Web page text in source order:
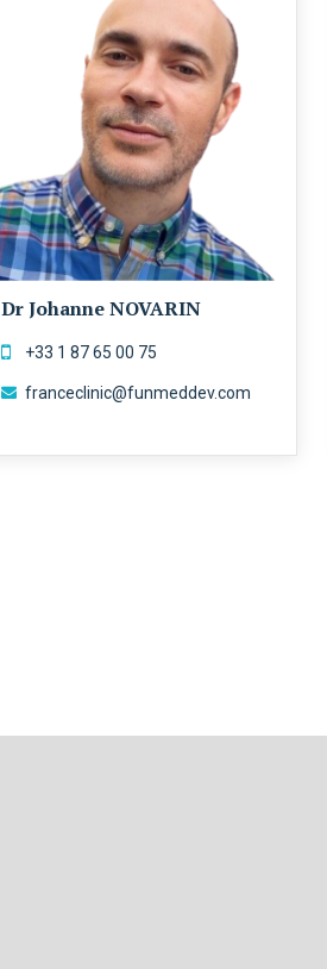
Dr Johanne NOVARIN
+33 1 87 65 00 75
franceclinic@funmeddev.com